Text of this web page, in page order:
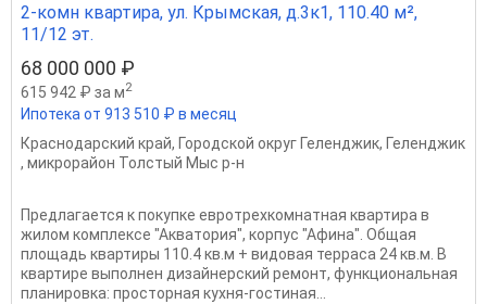
2-комн квартира, ул. Крымская, д.3к1, 110.40 м²,
11/12 эт.
68 000 000 ₽
615 942 ₽ за м2
Ипотека от 913 510 ₽ в месяц
Краснодарский край, Городской округ Геленджик, Геленджик
, микрорайон Толстый Мыс р-н
Предлагается к покупке евротрехкомнатная квартира в
жилом комплексе "Акватория", корпус "Афина". Общая
площадь квартиры 110.4 кв.м + видовая терраса 24 кв.м. В
квартире выполнен дизайнерский ремонт, функциональная
планировка: просторная кухня-гостиная...